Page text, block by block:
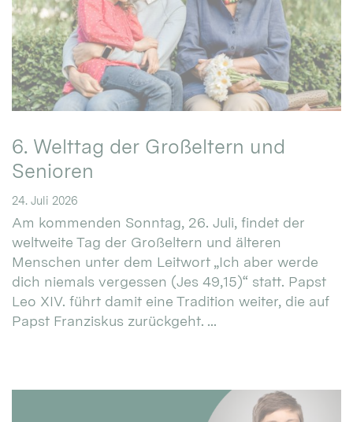
6. Welttag der Großeltern und
Senioren
24. Juli 2026
Am kommenden Sonntag, 26. Juli, findet der
weltweite Tag der Großeltern und älteren
Menschen unter dem Leitwort „Ich aber werde
dich niemals vergessen (Jes 49,15)“ statt. Papst
Leo XIV. führt damit eine Tradition weiter, die auf
Papst Franziskus zurückgeht. ...